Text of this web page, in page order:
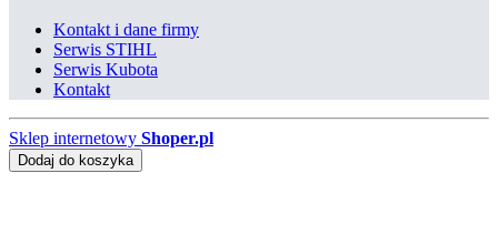
Kontakt i dane firmy
Serwis STIHL
Serwis Kubota
Kontakt
Sklep internetowy Shoper.pl
Dodaj do koszyka